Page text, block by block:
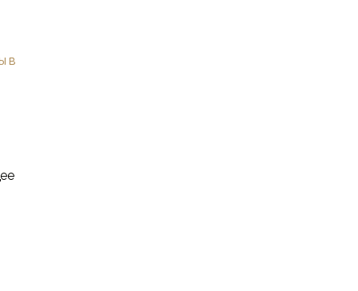
в